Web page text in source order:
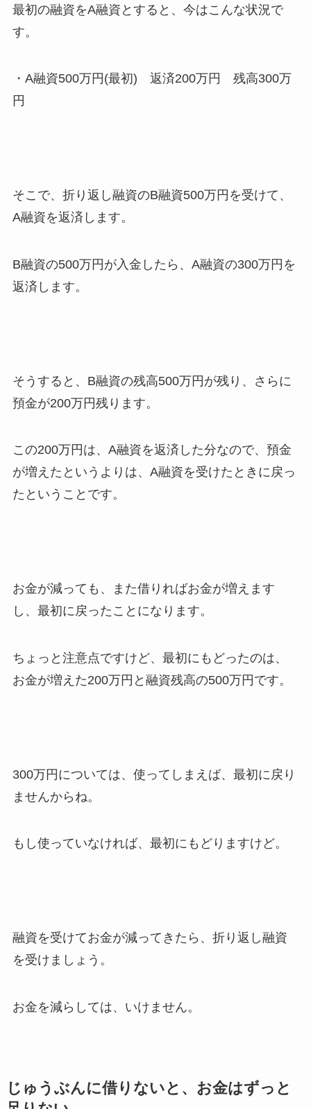
最初の融資をA融資とすると、今はこんな状況で
す。
・A融資500万円(最初) 返済200万円 残高300万
円
そこで、折り返し融資のB融資500万円を受けて、
A融資を返済します。
B融資の500万円が入金したら、A融資の300万円を
返済します。
そうすると、B融資の残高500万円が残り、さらに
預金が200万円残ります。
この200万円は、A融資を返済した分なので、預金
が増えたというよりは、A融資を受けたときに戻っ
たということです。
お金が減っても、また借りればお金が増えます
し、最初に戻ったことになります。
ちょっと注意点ですけど、最初にもどったのは、
お金が増えた200万円と融資残高の500万円です。
300万円については、使ってしまえば、最初に戻り
ませんからね。
もし使っていなければ、最初にもどりますけど。
融資を受けてお金が減ってきたら、折り返し融資
を受けましょう。
お金を減らしては、いけません。
じゅうぶんに借りないと、お金はずっと